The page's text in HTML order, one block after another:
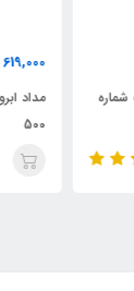
619,000
مداد
500